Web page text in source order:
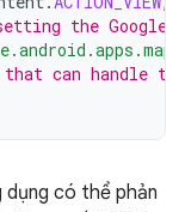
the Google
can handle
dụng có thể phản